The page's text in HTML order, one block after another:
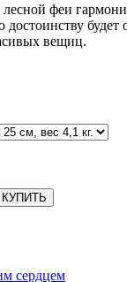
лесной феи
будет
вещиц.
КУПИТЬ